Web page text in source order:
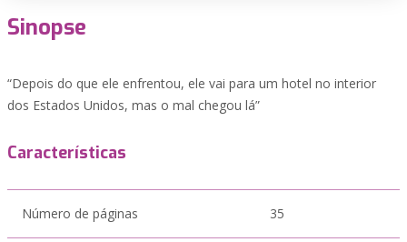
Sinopse
“Depois do que ele enfrentou, ele vai para um hotel no interior
dos Estados Unidos, mas o mal chegou lá”
Características
Número de páginas 35